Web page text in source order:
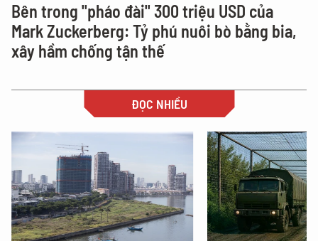
Bên trong "pháo đài" 300 triệu USD của
Mark Zuckerberg: Tỷ phú nuôi bò bằng bia,
xây hầm chống tận thế
ĐỌC NHIỀU